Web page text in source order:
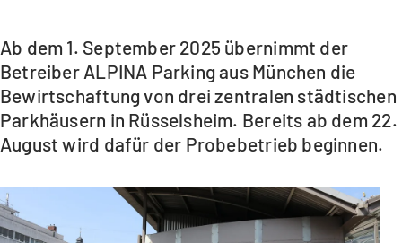
Ab dem 1. September 2025 übernimmt der
Betreiber ALPINA Parking aus München die
Bewirtschaftung von drei zentralen städtischen
Parkhäusern in Rüsselsheim. Bereits ab dem 22.
August wird dafür der Probebetrieb beginnen.